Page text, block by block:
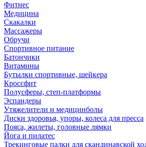
Фитнес
Медицина
Скакалки
Массажеры
Обручи
Спортивное питание
Батончики
Витамины
Бутылки спортивные, шейкера
Кроссфит
Полусферы, степ-платформы
Эспандеры
Утяжелители и медицинболы
Диски здоровья, упоры, колеса для пресса
Пояса, жилеты, головные лямки
Йога и пилатес
Трекинговые палки для скандинавской